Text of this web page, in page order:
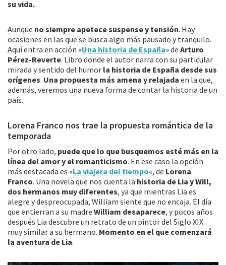
su vida.
Aunque no siempre apetece suspense y tensión. Hay
ocasiones en las que se busca algo más pausado y tranquilo.
Aquí entra en acción «Una historia de España» de Arturo
Pérez-Reverte. Libro donde el autor narra con su particular
mirada y sentido del humor la historia de España desde sus
orígenes. Una propuesta más amena y relajada en la que,
además, veremos una nueva forma de contar la historia de un
país.
Lorena Franco nos trae la propuesta romántica de la
temporada
Por otro lado, puede que lo que busquemos esté más en la
línea del amor y el romanticismo. En ese caso la opción
más destacada es «La viajera del tiempo«, de Lorena
Franco. Una novela que nos cuenta la historia de Lia y Will,
dos hermanos muy diferentes, ya que mientras Lia es
alegre y despreocupada, William siente que no encaja. El día
que entierran a su madre William desaparece, y pocos años
después Lia descubre un retrato de un pintor del Siglo XIX
muy similar a su hermano. Momento en el que comenzará
la aventura de Lia.